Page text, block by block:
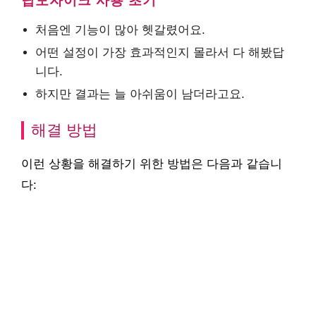
처음엔 기능이 많아 헷갈렸어요.
어떤 설정이 가장 효과적인지 몰라서 다 해봤답
니다.
하지만 결과는 늘 아쉬움이 남더라고요.
해결 방법
이런 상황을 해결하기 위한 방법은 다음과 같습니
다: